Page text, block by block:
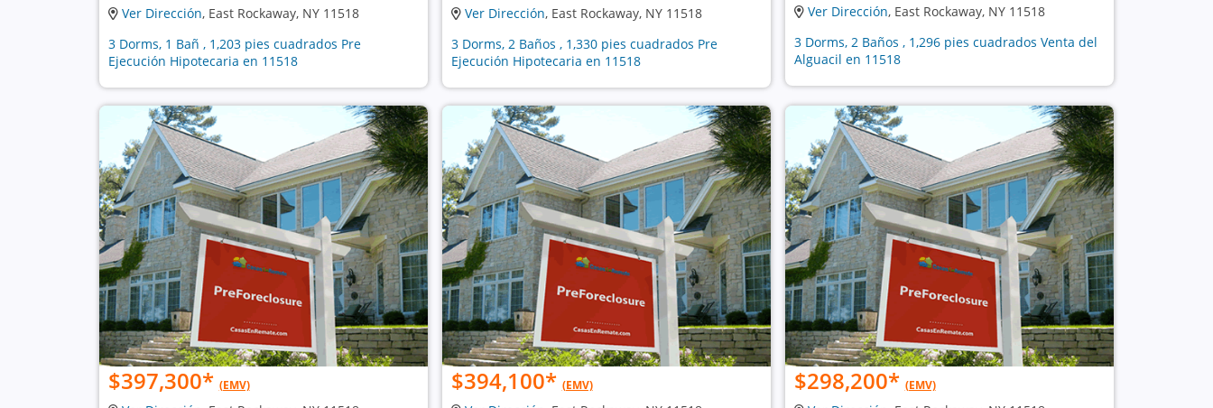
Ver Dirección, East Rockaway, NY 11518
3 Dorms, 1 Bañ , 1,203 pies cuadrados Pre
Ejecución Hipotecaria en 11518
Ver Dirección, East Rockaway, NY 11518
3 Dorms, 2 Baños , 1,330 pies cuadrados Pre
Ejecución Hipotecaria en 11518
Ver Dirección, East Rockaway, NY 11518
3 Dorms, 2 Baños , 1,296 pies cuadrados Venta del
Alguacil en 11518
$397,300* (EMV) $394,100* (EMV) $298,200* (EMV)